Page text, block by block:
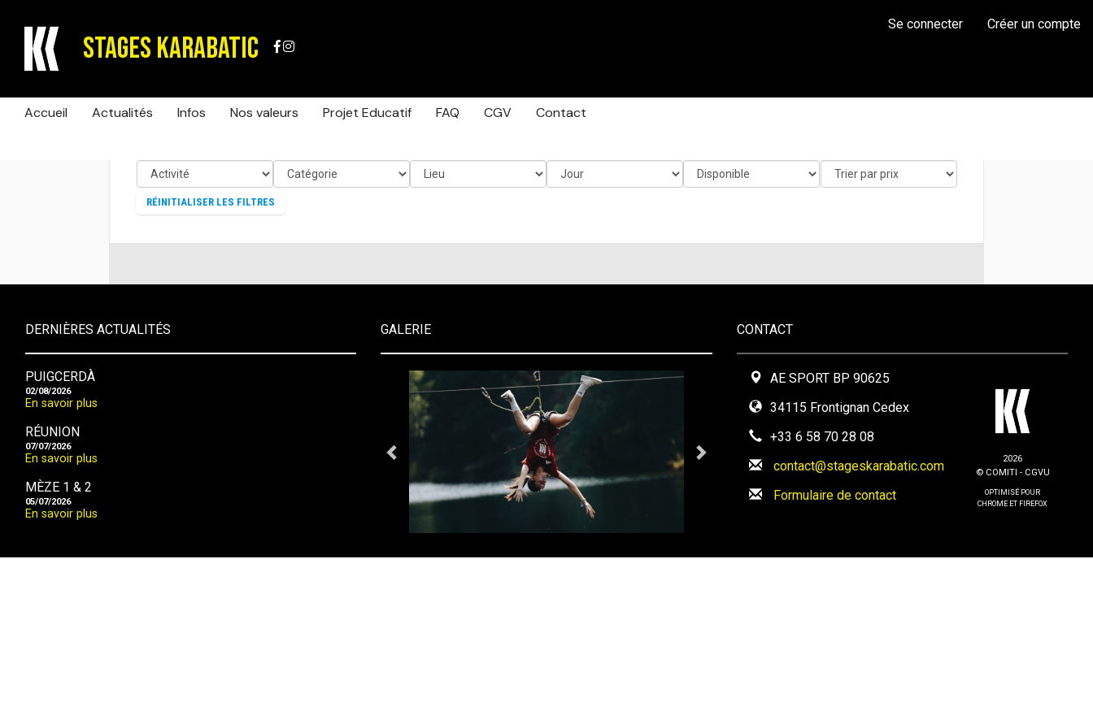
STAGES KARABATIC
Se connecter Créer un compte
Accueil Actualités Infos Nos valeurs Projet Educatif FAQ CGV Contact
RÉINITIALISER LES FILTRES
DERNIÈRES ACTUALITÉS
PUIGCERDÀ
02/08/2026
En savoir plus
RÉUNION
07/07/2026
En savoir plus
MÈZE 1 & 2
05/07/2026
En savoir plus
GALERIE CONTACT
AE SPORT BP 90625
34115 Frontignan Cedex
+33 6 58 70 28 08
contact@stageskarabatic.com
Formulaire de contact
2026
© COMITI - CGVU
OPTIMISÉ POUR
CHROME ET FIREFOX